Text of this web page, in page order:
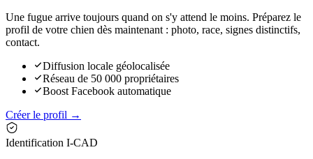
Une fugue arrive toujours quand on s'y attend le moins. Préparez le
profil de votre chien dès maintenant : photo, race, signes distinctifs,
contact.
Diffusion locale géolocalisée
Réseau de 50 000 propriétaires
Boost Facebook automatique
Créer le profil →
Identification I-CAD